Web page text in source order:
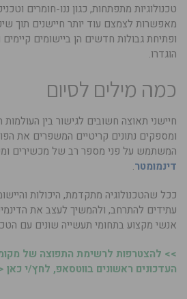
טכנולוגיות מתפתחות, כגון ננו-חומרים
מאפשרות לצמצם עוד יותר חיישנים תוך
ופתיחת גבולות חדשים הן ביישומים
הוגדרו.
כמה מילים לסיום
חיישני תאוצה חשובים לגישור בין העולמות
ומספקים נתונים קריטיים המשפרים את
המשתמש על פני מספר רב של מכשירים
דינמומטר.
ככל שהטכנולוגיה מתקדמת, היכולות
עתידים להתרחב, ולהמשיך לעצב את
אנשי מקצוע בתחומי תעשייה שונים עם
>> להצטרפות לרשימת התפוצה של
העדכונים ראשונים בווטסאפ, לחץ/י כאן